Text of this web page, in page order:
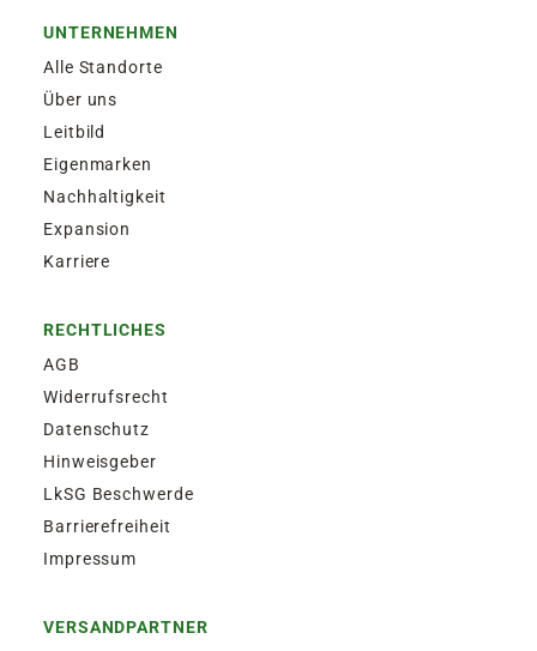
UNTERNEHMEN
Alle Standorte
Über uns
Leitbild
Eigenmarken
Nachhaltigkeit
Expansion
Karriere
RECHTLICHES
AGB
Widerrufsrecht
Datenschutz
Hinweisgeber
LkSG Beschwerde
Barrierefreiheit
Impressum
VERSANDPARTNER